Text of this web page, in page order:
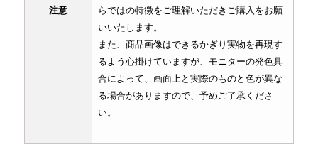
注意
らではの特徴をご理解いただきご購入をお願
いいたします。
また、商品画像はできるかぎり実物を再現す
るよう心掛けていますが、モニターの発色具
合によって、画面上と実際のものと色が異な
る場合がありますので、予めご了承くださ
い。